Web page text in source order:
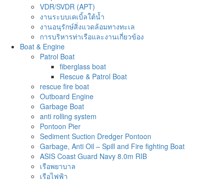
VDR/SVDR (APT)
งานระบบเคเบิ้ลใต้น้ำ
งานอนุรักษ์สิ่งแวดล้อมทางทะเล
การบริหารท่าเรือและงานเกี่ยวข้อง
Boat & Engine
Patrol Boat
fiberglass boat
Rescue & Patrol Boat
rescue fire boat
Outboard Engine
Garbage Boat
anti rolling system
Pontoon Pier
Sediment Suction Dredger Pontoon
Garbage, Anti Oil – Spill and Fire fighting Boat
ASIS Coast Guard Navy 8.0m RIB
เรือพยาบาล
เรือไฟฟ้า